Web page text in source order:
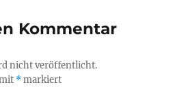
Kommentar
nicht veröffentlicht.
*markiert